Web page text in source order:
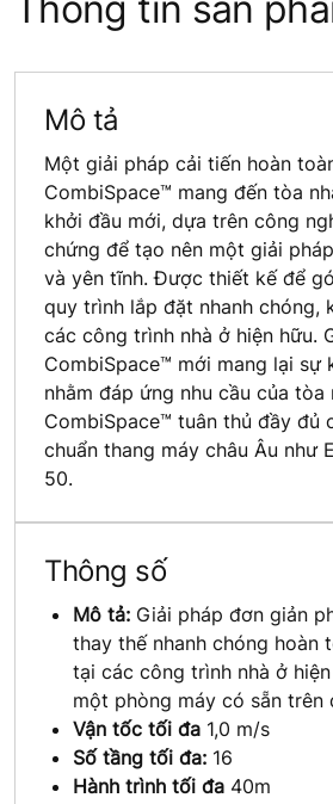
Mô tả
Một giải pháp cải tiến hoàn
CombiSpace™ mang đến tòa
khởi đầu mới, dựa trên công
chứng để tạo nên một giải
và yên tĩnh. Được thiết kế để
quy trình lắp đặt nhanh chóng,
các công trình nhà ở hiện hữu.
CombiSpace™ mới mang lại sự
nhằm đáp ứng nhu cầu của tòa
CombiSpace™ tuân thủ đầy đủ
chuẩn thang máy châu Âu như
50.
Thông số
Mô tả: Giải pháp đơn giản
thay thế nhanh chóng hoàn
tại các công trình nhà ở hiện
một phòng máy có sẵn trên
Vận tốc tối đa 1,0 m/s
Số tầng tối đa: 16
Hành trình tối đa 40m